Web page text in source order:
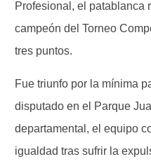
Profesional, el patablanca
campeón del Torneo
tres puntos.
Fue triunfo por la mínima
disputado en el Parque
departamental, el equipo
igualdad tras sufrir la